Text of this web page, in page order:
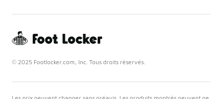
© 2025 Footlocker.com, Inc. Tous droits réservés.